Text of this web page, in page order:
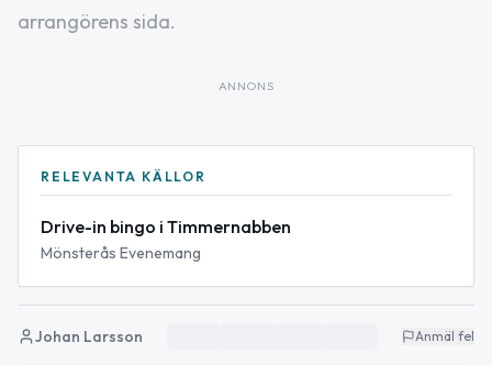
arrangörens sida.
ANNONS
RELEVANTA KÄLLOR
Drive-in bingo i Timmernabben
Mönsterås Evenemang
Johan Larsson Anmäl fel